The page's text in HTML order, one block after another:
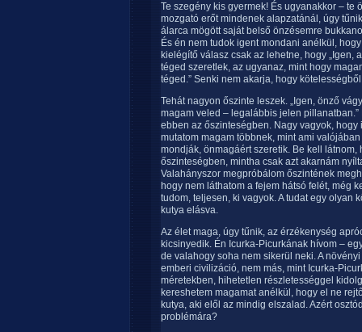
Te szegény kis gyermek! És ugyanakkor – te
mozgató erőt mindenek alapzatánál, úgy
álarca mögött saját belső önzésemre
És én nem tudok igent mondani anélkül,
kielégítő válasz csak az lehetne, hogy
téged szeretlek, az ugyanaz, mint hogy
téged.” Senki nem akarja, hogy
Tehát nagyon őszinte leszek. „Igen, önző
magam veled – legalábbis jelen
ebben az őszinteségben. Nagy vagyok,
mutatom magam többnek, mint ami
mondják, önmagáért szeretik. Be kell
őszinteségben, mintha csak azt akarnám
Valahányszor megpróbálom őszintének
hogy nem láthatom a fejem hátsó felét, még
tudom, teljesen, ki vagyok. A tudat egy olyan
kutya elásva.
Az élet maga, úgy tűnik, az érzékenység
kicsinyedik. Én Icurka-Picurkának hívom –
de valahogy soha nem sikerül neki. A
emberi civilizáció, nem más, mint Icurka-
méretekben, hihetetlen részletességgel
kereshetem magamat anélkül, hogy el ne
kutya, aki elől az mindig elszalad. Azért
problémára?